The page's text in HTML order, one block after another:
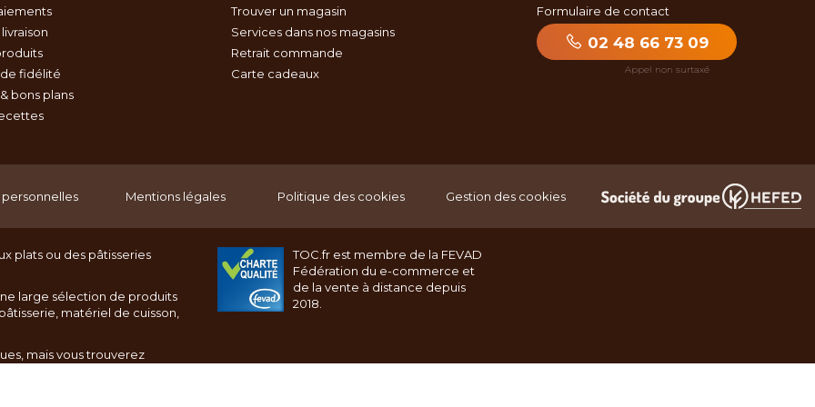
fidélité
bons plans
Trouver un magasin
Services dans nos magasins
Retrait commande
Carte cadeaux
Formulaire de contact
02 48 66 73 09
personnelles Mentions légales Politique des cookies Gestion des cookies
plats ou des pâtisseries
large sélection de produits
matériel de cuisson,
mais vous trouverez
TOC.fr est membre de la FEVAD
Fédération du e-commerce et
de la vente à distance depuis
2018.